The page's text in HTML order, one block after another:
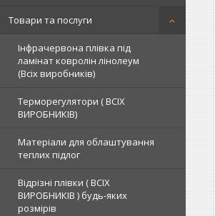
Товари та послуги
Інфрачервона плівка під
ламінат ковролін лінолеум
(Всіх виробників)
Терморегулятори ( ВСІХ
ВИРОБНИКІВ)
Матеріали для облаштування
теплих підлог
Відрізні плівки ( ВСІХ
ВИРОБНИКІВ ) будь-яких
розмірів